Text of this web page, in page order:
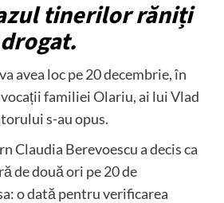
tinerilor răniți
avea loc pe 20 decembrie, în
familiei Olariu, ai lui Vlad
s-au opus.
Claudia Berevoescu a decis ca
de două ori pe 20 de
o dată pentru verificarea